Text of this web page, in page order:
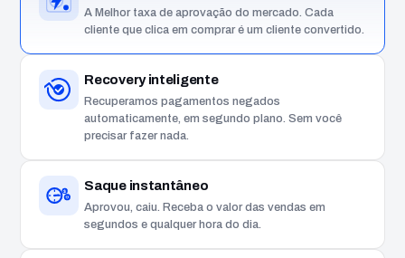
A Melhor taxa de aprovação do mercado. Cada
cliente que clica em comprar é um cliente convertido.
Recovery inteligente
Recuperamos pagamentos negados
automaticamente, em segundo plano. Sem você
precisar fazer nada.
$
$
Saque instantâneo
Aprovou, caiu. Receba o valor das vendas em
segundos e qualquer hora do dia.